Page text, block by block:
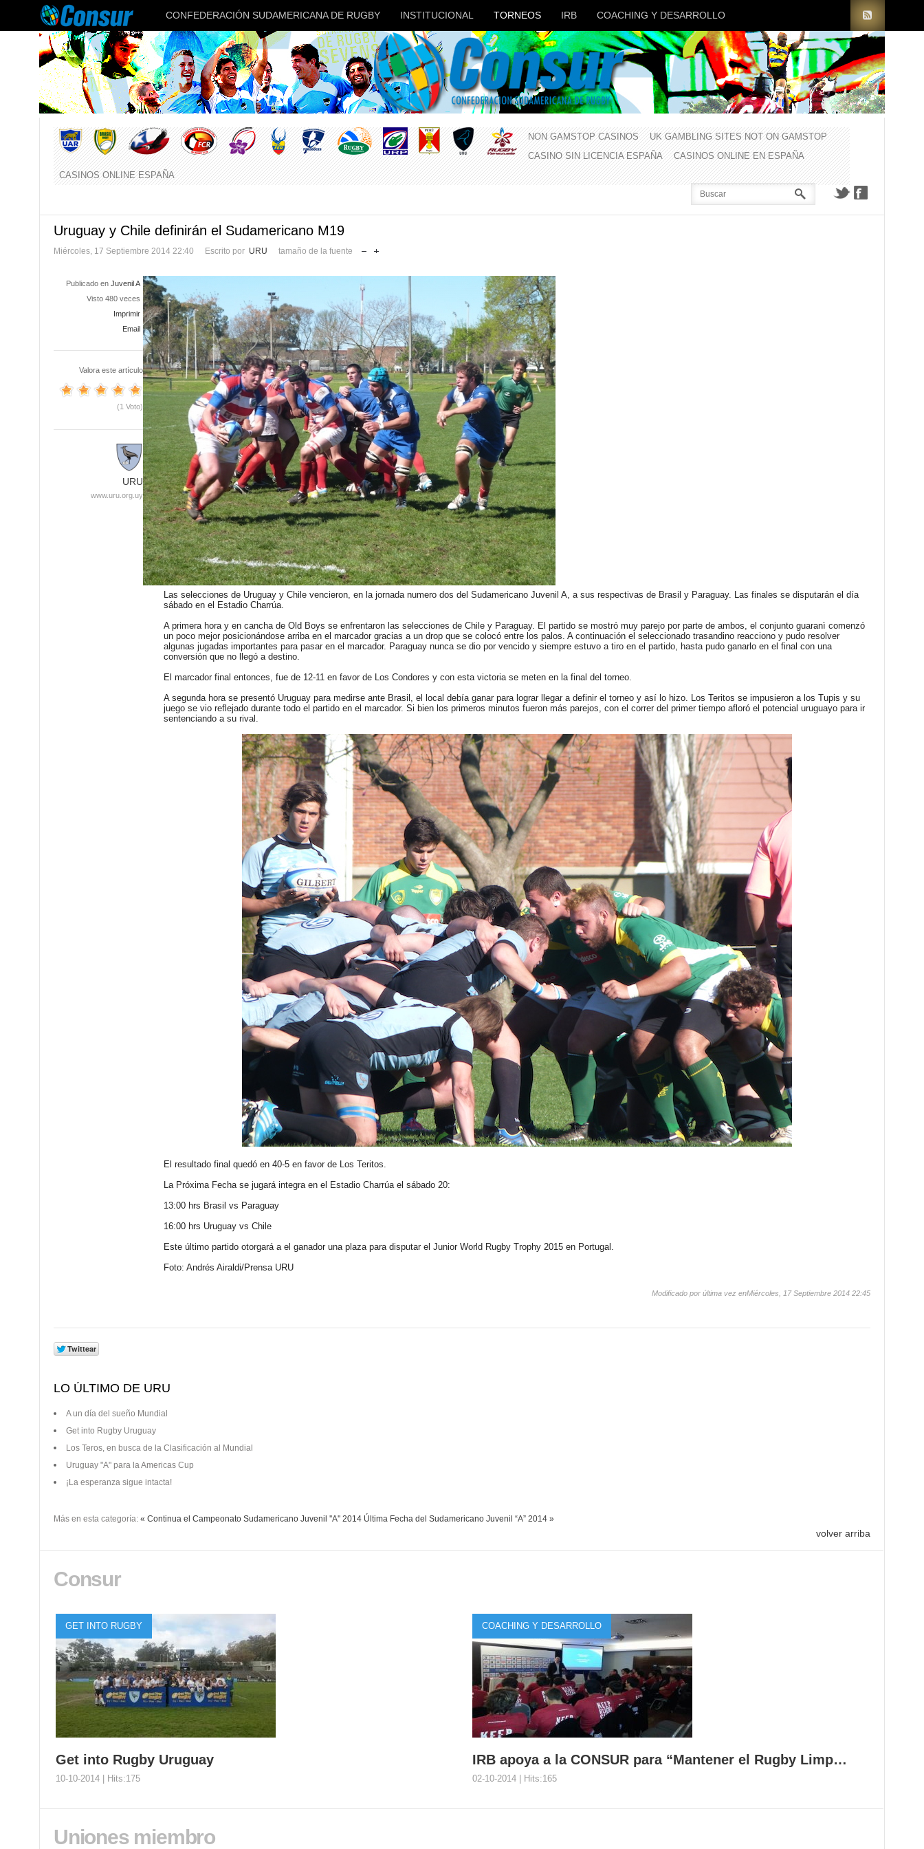
CONFEDERACIÓN SUDAMERICANA DE RUGBY INSTITUCIONAL TORNEOS IRB COACHING Y DESARROLLO
NON GAMSTOP CASINOS
UK GAMBLING SITES NOT ON GAMSTOP
CASINO SIN LICENCIA ESPAÑA
CASINOS ONLINE EN ESPAÑA
CASINOS ONLINE ESPAÑA
Uruguay y Chile definirán el Sudamericano M19
Miércoles, 17 Septiembre 2014 22:40 Escrito por URU tamaño de la fuente
Publicado en Juvenil A
Visto 480 veces
Imprimir
Email
Valora este artículo
(1 Voto)
URU
www.uru.org.uy
Las selecciones de Uruguay y Chile vencieron, en la jornada numero dos del Sudamericano Juvenil A, a sus respectivas de Brasil y Paraguay. Las finales se disputarán el día
sábado en el Estadio Charrúa.
A primera hora y en cancha de Old Boys se enfrentaron las selecciones de Chile y Paraguay. El partido se mostró muy parejo por parte de ambos, el conjunto guaranì comenzó
un poco mejor posicionándose arriba en el marcador gracias a un drop que se colocó entre los palos. A continuación el seleccionado trasandino reacciono y pudo resolver
algunas jugadas importantes para pasar en el marcador. Paraguay nunca se dio por vencido y siempre estuvo a tiro en el partido, hasta pudo ganarlo en el final con una
conversión que no llegó a destino.
El marcador final entonces, fue de 12-11 en favor de Los Condores y con esta victoria se meten en la final del torneo.
A segunda hora se presentó Uruguay para medirse ante Brasil, el local debía ganar para lograr llegar a definir el torneo y así lo hizo. Los Teritos se impusieron a los Tupis y su
juego se vio reflejado durante todo el partido en el marcador. Si bien los primeros minutos fueron más parejos, con el correr del primer tiempo afloró el potencial uruguayo para ir
sentenciando a su rival.
El resultado final quedó en 40-5 en favor de Los Teritos.
La Próxima Fecha se jugará integra en el Estadio Charrúa el sábado 20:
13:00 hrs Brasil vs Paraguay
16:00 hrs Uruguay vs Chile
Este último partido otorgará a el ganador una plaza para disputar el Junior World Rugby Trophy 2015 en Portugal.
Foto: Andrés Airaldi/Prensa URU
Modificado por última vez enMiércoles, 17 Septiembre 2014 22:45
LO ÚLTIMO DE URU
A un día del sueño Mundial
Get into Rugby Uruguay
Los Teros, en busca de la Clasificación al Mundial
Uruguay "A" para la Americas Cup
¡La esperanza sigue intacta!
Más en esta categoría: « Continua el Campeonato Sudamericano Juvenil ''A'' 2014 Última Fecha del Sudamericano Juvenil “A” 2014 »
volver arriba
Consur
GET INTO RUGBY
Get into Rugby Uruguay
10-10-2014 | Hits:175
Get into Rugby Uruguay
COACHING Y DESARROLLO
IRB apoya a la CONSUR para “Mantener el Rugby Limp…
02-10-2014 | Hits:165
Uniones miembro